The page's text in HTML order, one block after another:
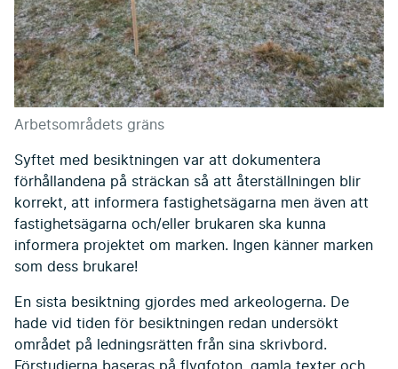
Arbetsområdets gräns
Syftet med besiktningen var att dokumentera
förhållandena på sträckan så att återställningen blir
korrekt, att informera fastighetsägarna men även att
fastighetsägarna och/eller brukaren ska kunna
informera projektet om marken. Ingen känner marken
som dess brukare!
En sista besiktning gjordes med arkeologerna. De
hade vid tiden för besiktningen redan undersökt
området på ledningsrätten från sina skrivbord.
Förstudierna baseras på flygfoton, gamla texter och